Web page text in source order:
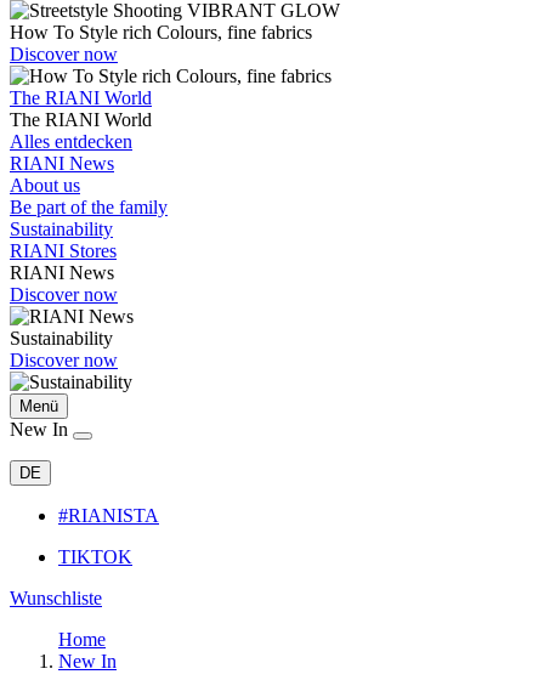
How To Style rich Colours, fine fabrics
Discover now
The RIANI World
The RIANI World
Alles entdecken
RIANI News
About us
Be part of the family
Sustainability
RIANI Stores
RIANI News
Discover now
Sustainability
Discover now
Menü
New In
DE
#RIANISTA
TIKTOK
Wunschliste
Home
New In